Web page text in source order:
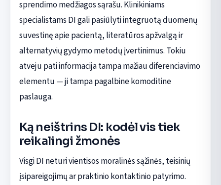
sprendimo medžiagos sąrašu. Klinikiniams
specialistams DI gali pasiūlyti integruotą duomenų
suvestinę apie pacientą, literatūros apžvalgą ir
alternatyvių gydymo metodų įvertinimus. Tokiu
atveju pati informacija tampa mažiau diferenciavimo
elementu — ji tampa pagalbine komoditine
paslauga.
Ką neištrins DI: kodėl vis tiek
reikalingi žmonės
Visgi DI neturi vientisos moralinės sąžinės, teisinių
įsipareigojimų ar praktinio kontaktinio patyrimo.